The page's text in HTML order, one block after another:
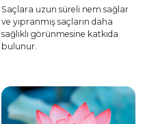
Saçlara uzun süreli nem sağlar
ve yıpranmış saçların daha
sağlıklı görünmesine katkıda
bulunur.